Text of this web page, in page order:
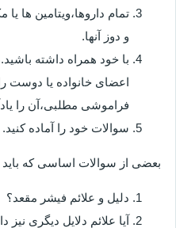
تمام داروها،ویتامین ها
و دوز آنها.
با خود همراه داشته
اعضای خانواده یا دوست
فراموشی مطلبی،آن را
سوالات خود را آماده کنید.
بعضی از سوالات اساسی که باید
دلیل و علائم فیشر مقعد؟
آیا علائم دلایل دیگری نیز